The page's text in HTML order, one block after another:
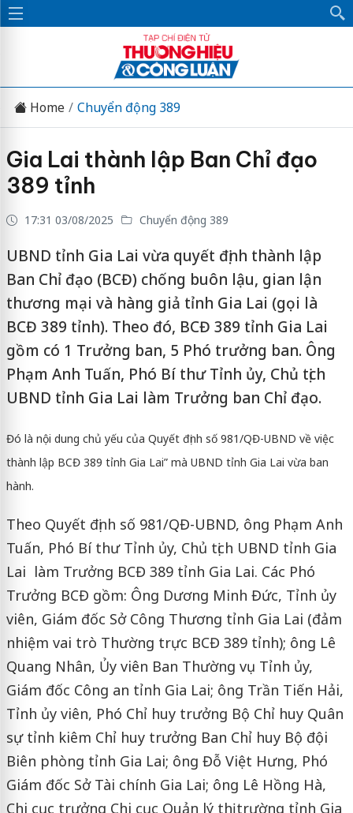
Home Chuyển động 389
Gia Lai thành lập Ban Chỉ đạo
389 tỉnh
17:31 03/08/2025 Chuyển động 389
UBND tỉnh Gia Lai vừa quyết định thành lập
Ban Chỉ đạo (BCĐ) chống buôn lậu, gian lận
thương mại và hàng giả tỉnh Gia Lai (gọi là
BCĐ 389 tỉnh). Theo đó, BCĐ 389 tỉnh Gia Lai
gồm có 1 Trưởng ban, 5 Phó trưởng ban. Ông
Phạm Anh Tuấn, Phó Bí thư Tỉnh ủy, Chủ tịch
UBND tỉnh Gia Lai làm Trưởng ban Chỉ đạo.
Đó là nội dung chủ yếu của Quyết định số 981/QĐ-UBND về việc
thành lập BCĐ 389 tỉnh Gia Lai” mà UBND tỉnh Gia Lai vừa ban
hành.
Theo Quyết định số 981/QĐ-UBND, ông Phạm Anh
Tuấn, Phó Bí thư Tỉnh ủy, Chủ tịch UBND tỉnh Gia
Lai làm Trưởng BCĐ 389 tỉnh Gia Lai. Các Phó
Trưởng BCĐ gồm: Ông Dương Minh Đức, Tỉnh ủy
viên, Giám đốc Sở Công Thương tỉnh Gia Lai (đảm
nhiệm vai trò Thường trực BCĐ 389 tỉnh); ông Lê
Quang Nhân, Ủy viên Ban Thường vụ Tỉnh ủy,
Giám đốc Công an tỉnh Gia Lai; ông Trần Tiến Hải,
Tỉnh ủy viên, Phó Chỉ huy trưởng Bộ Chỉ huy Quân
sự tỉnh kiêm Chỉ huy trưởng Ban Chỉ huy Bộ đội
Biên phòng tỉnh Gia Lai; ông Đỗ Việt Hưng, Phó
Giám đốc Sở Tài chính Gia Lai; ông Lê Hồng Hà,
Chi cục trưởng Chi cục Quản lý thị trường tỉnh Gia